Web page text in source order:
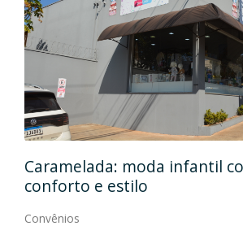
Caramelada: moda infantil
conforto e estilo
Convênios